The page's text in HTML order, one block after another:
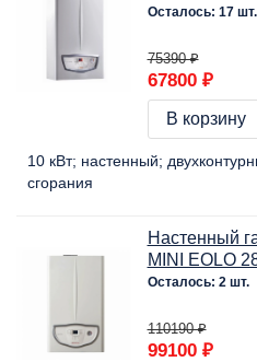
Осталось: 17 шт.
75390 ₽
67800 ₽
В корзину
10 кВт настенный
сгорания
Настенный
MINI EOLO
Осталось: 2 шт.
110190 ₽
99100 ₽